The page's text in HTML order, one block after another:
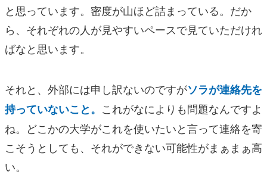
と思っています。密度が山ほど詰まっている。だか
ら、それぞれの人が見やすいペースで見ていただけれ
ばなと思います。
それと、外部には申し訳ないのですがソラが連絡先を
持っていないこと。 これがなによりも問題なんですよ
ね。どこかの大学がこれを使いたいと言って連絡を寄
こそうとしても、それができない可能性がまぁまぁ高
い。